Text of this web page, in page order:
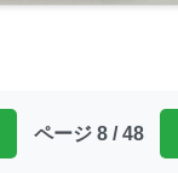
ページ 8 / 48